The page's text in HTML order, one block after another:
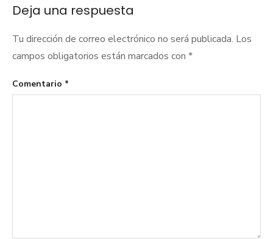
Deja una respuesta
Tu dirección de correo electrónico no será publicada. Los
campos obligatorios están marcados con *
Comentario *